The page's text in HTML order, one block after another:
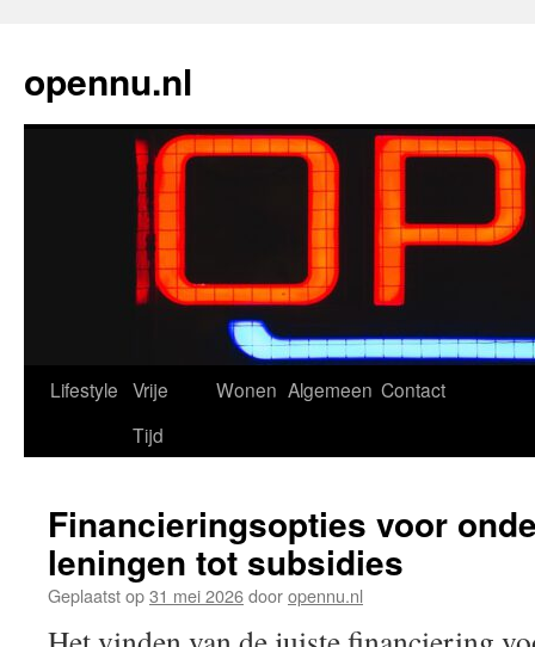
de
inhoud
opennu.nl
Lifestyle Vrije
Tijd
Wonen Algemeen Contact
Financieringsopties voor
leningen tot subsidies
Geplaatst op31 mei 2026dooropennu.nl